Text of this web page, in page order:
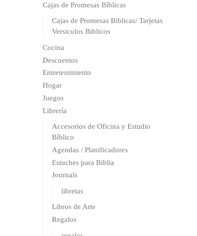
Cajas de Promesas Bíblicas
Cajas de Promesas Biblicas/ Tarjetas
Versiculos Biblicos
Cocina
Descuentos
Entretenimiento
Hogar
Juegos
Librería
Accesorios de Oficina y Estudio
Bíblico
Agendas / Planificadores
Estuches para Biblia
Journals
libretas
Libros de Arte
Regalos